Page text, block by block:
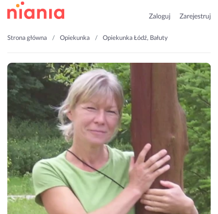
Zaloguj Zarejestruj
Strona główna Opiekunka Opiekunka Łódź, Bałuty